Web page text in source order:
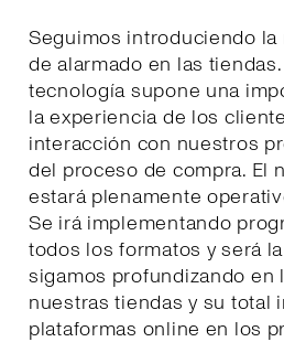
Seguimos introduciendo
de alarmado en las
tecnología supone una
la experiencia de los
interacción con nuestros
del proceso de compra. El
estará plenamente
Se irá implementando
todos los formatos y será
sigamos profundizando en
nuestras tiendas y su total
plataformas online en los